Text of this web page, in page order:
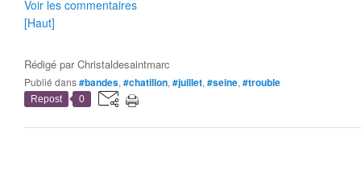
Voir les commentaires
[Haut]
Rédigé parChristaldesaintmarc
Publié dans#bandes, #chatillon, #juillet, #seine, #trouble
Repost 0